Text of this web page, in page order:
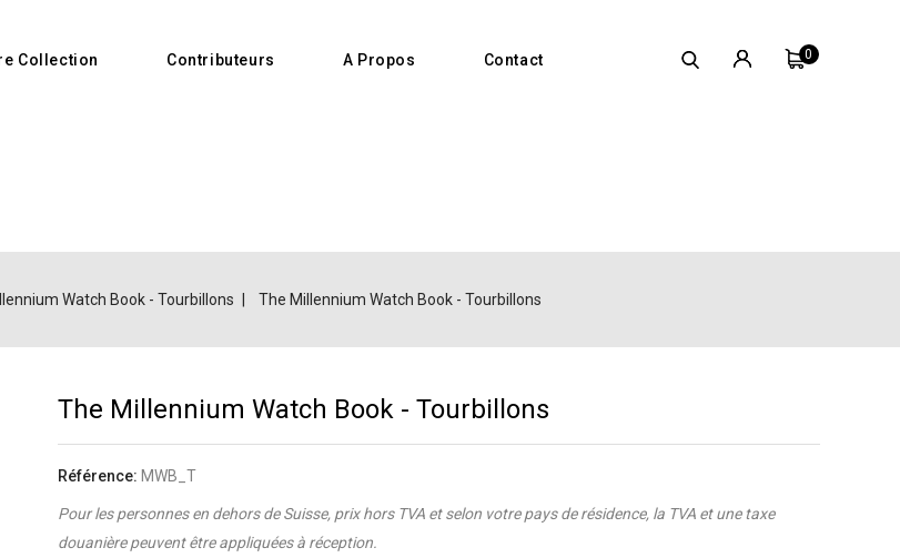
0
Collection Contributeurs A Propos Contact
Watch Book - Tourbillons The Millennium Watch Book - Tourbillons
The Millennium Watch Book - Tourbillons
Référence: MWB_T
Pour les personnes en dehors de Suisse, prix hors TVA et selon votre pays de résidence, la TVA et une taxe
douanière peuvent être appliquées à réception.